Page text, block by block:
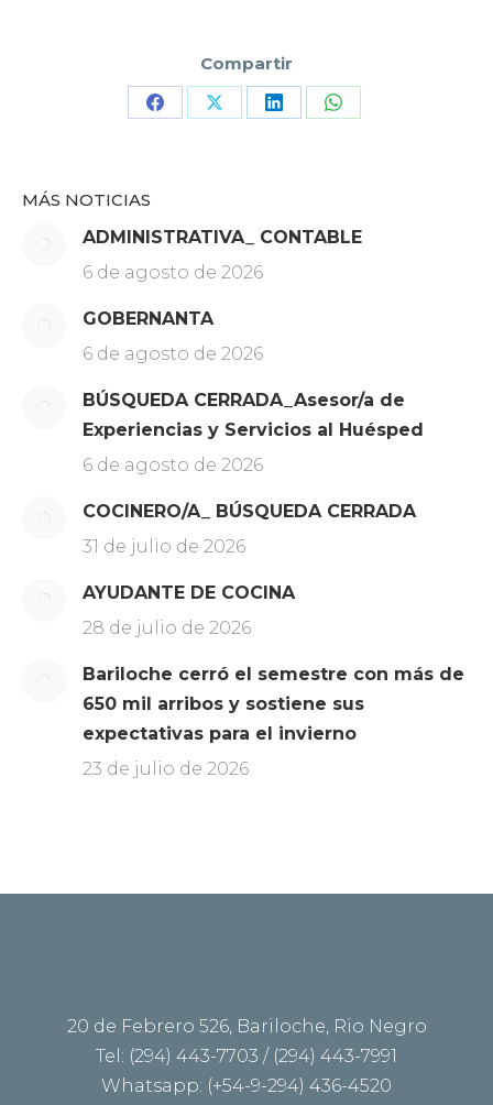
Compartir
Share Share Share Share
MÁS NOTICIAS
ADMINISTRATIVA_ CONTABLE
6 de agosto de 2026
GOBERNANTA
6 de agosto de 2026
BÚSQUEDA CERRADA_Asesor/a de
Experiencias y Servicios al Huésped
6 de agosto de 2026
COCINERO/A_ BÚSQUEDA CERRADA
31 de julio de 2026
AYUDANTE DE COCINA
28 de julio de 2026
Bariloche cerró el semestre con más de
650 mil arribos y sostiene sus
expectativas para el invierno
23 de julio de 2026
20 de Febrero 526, Bariloche, Rio Negro
Tel: (294) 443-7703 / (294) 443-7991
Whatsapp: (+54-9-294) 436-4520